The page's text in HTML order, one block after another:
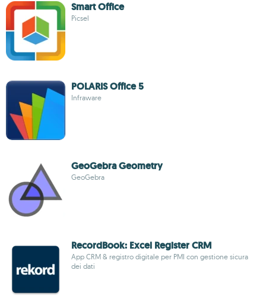
Smart Office
Picsel
POLARIS Office 5
Infraware
GeoGebra Geometry
GeoGebra
RecordBook: Excel Register CRM
App CRM & registro digitale per PMI con gestione sicura
dei dati